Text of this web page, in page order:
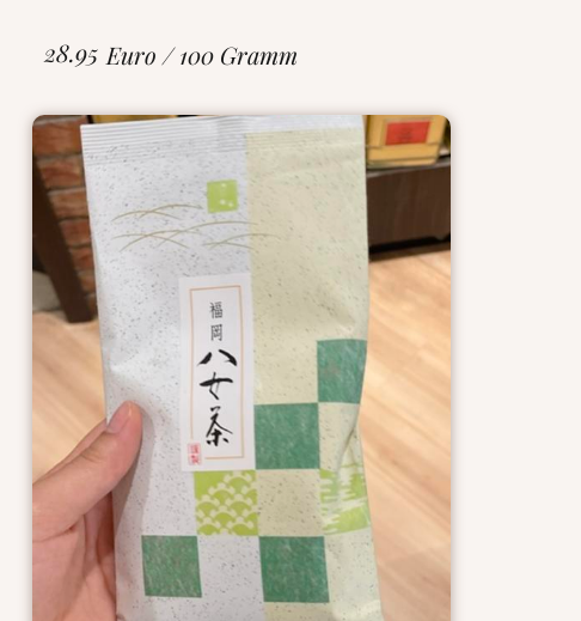
28.95 Euro / 100 Gramm